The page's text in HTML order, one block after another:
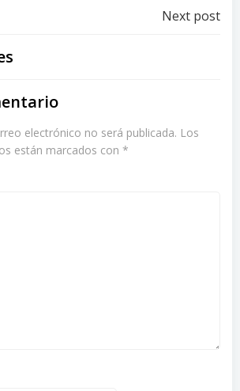
Next post
electrónico no será publicada. Los
están marcados con *